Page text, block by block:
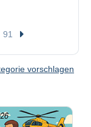
91
vorschlagen